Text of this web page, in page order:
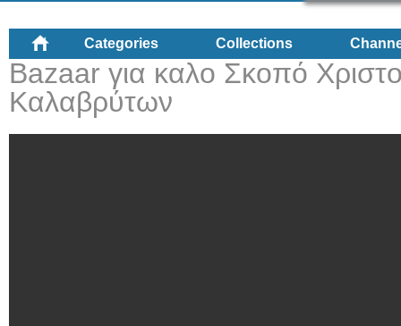
Categories Collections
Bazaar για καλο Σκοπό
Καλαβρύτων